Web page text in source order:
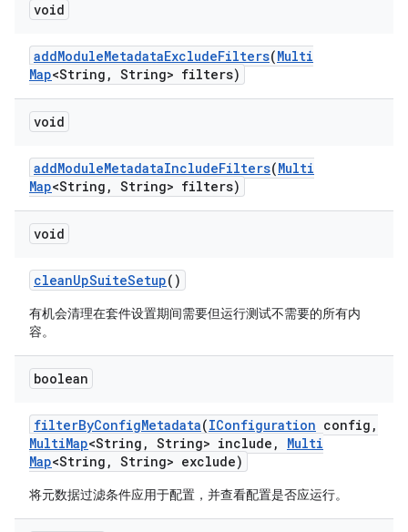
void
addModuleMetadataExcludeFilters(Multi
Map<String , String> filters)
void
addModuleMetadataIncludeFilters(Multi
Map<String , String> filters)
void
cleanUpSuiteSetup()
有机会清理在套件设置期间需要但运行测试不需要的所有内
容。
boolean
filterByConfigMetadata(IConfiguration config ,
MultiMap<String , String> include ,
Multi
Map<String , String> exclude)
将元数据过滤条件应用于配置，并查看配置是否应运行。